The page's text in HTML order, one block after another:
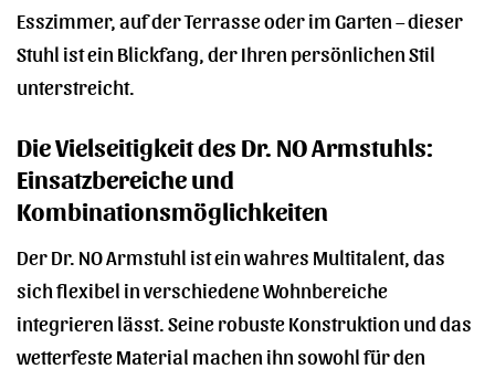
Esszimmer, auf der Terrasse oder im Garten – dieser
Stuhl ist ein Blickfang, der Ihren persönlichen Stil
unterstreicht.
Die Vielseitigkeit des Dr. NO Armstuhls:
Einsatzbereiche und
Kombinationsmöglichkeiten
Der Dr. NO Armstuhl ist ein wahres Multitalent, das
sich flexibel in verschiedene Wohnbereiche
integrieren lässt. Seine robuste Konstruktion und das
wetterfeste Material machen ihn sowohl für den